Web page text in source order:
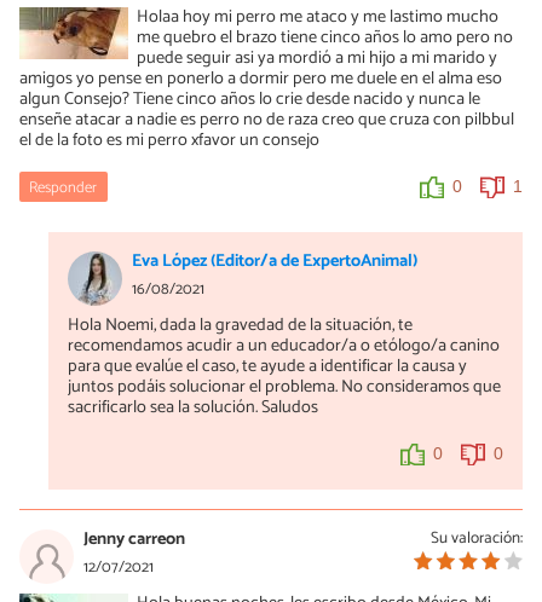
Holaa hoy mi perro me ataco y me lastimo mucho
me quebro el brazo tiene cinco años lo amo pero no
puede seguir asi ya mordió a mi hijo a mi marido y
amigos yo pense en ponerlo a dormir pero me duele en el alma eso
algun Consejo? Tiene cinco años lo crie desde nacido y nunca le
enseñe atacar a nadie es perro no de raza creo que cruza con pilbbul
el de la foto es mi perro xfavor un consejo
Responder 0 1
Eva López (Editor/a de ExpertoAnimal)
16/08/2021
Hola Noemi, dada la gravedad de la situación, te
recomendamos acudir a un educador/a o etólogo/a canino
para que evalúe el caso, te ayude a identificar la causa y
juntos podáis solucionar el problema. No consideramos que
sacrificarlo sea la solución. Saludos
0 0
Su valoración:
Jenny carreon
12/07/2021